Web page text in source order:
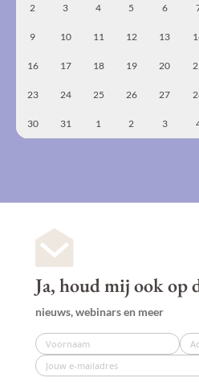
2 3 4 5 6
9 10 11 12 13
16 17 18 19 20
23 24 25 26 27
30 31 1 2 3
Ja, houd mij ook op
nieuws, webinars en meer